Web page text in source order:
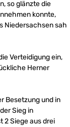
so glänzte die
konnte,
Niedersachsen sah
Verteidigung ein,
Herner
Besetzung und in
Sieg in
2 Siege aus drei